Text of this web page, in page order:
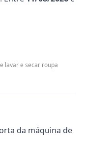
lavar e secar roupa
da máquina de